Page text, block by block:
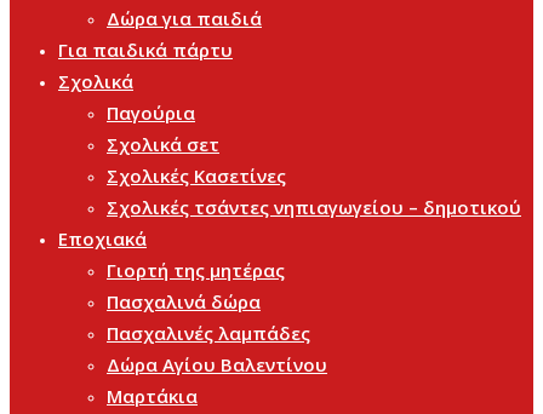
Δώρα για παιδιά
Για παιδικά πάρτυ
Σχολικά
Παγούρια
Σχολικά σετ
Σχολικές Κασετίνες
Σχολικές τσάντες νηπιαγωγείου – δημοτικού
Εποχιακά
Γιορτή της μητέρας
Πασχαλινά δώρα
Πασχαλινές λαμπάδες
Δώρα Αγίου Βαλεντίνου
Μαρτάκια